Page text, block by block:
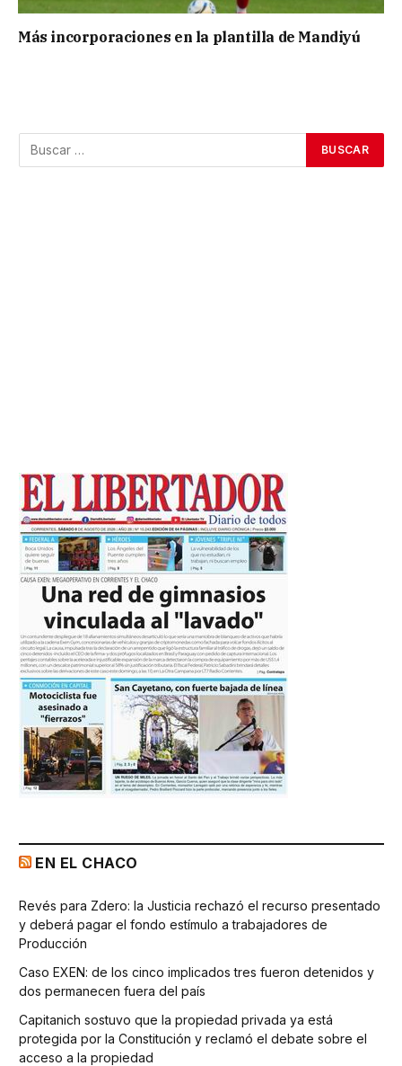
Más incorporaciones en la plantilla de Mandiyú
EN EL CHACO
Revés para Zdero: la Justicia rechazó el recurso presentado
y deberá pagar el fondo estímulo a trabajadores de
Producción
Caso EXEN: de los cinco implicados tres fueron detenidos y
dos permanecen fuera del país
Capitanich sostuvo que la propiedad privada ya está
protegida por la Constitución y reclamó el debate sobre el
acceso a la propiedad